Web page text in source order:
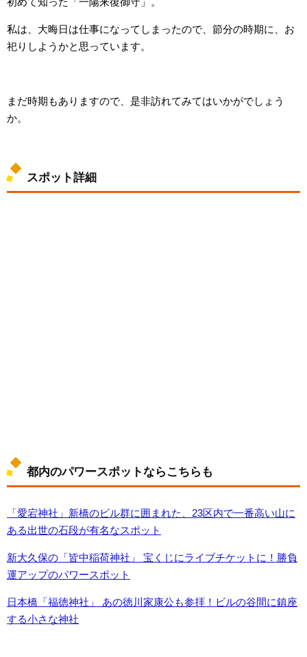
私は、大晦日は仕事になってしまったので、節分の時期に、お
祀りしようかと思っています。
まだ時期もありますので、是非訪れてみてはいかがでしょう
か。
スポット詳細
都内のパワースポットならこちらも
「愛宕神社」新橋のビル群に囲まれた、23区内で一番高い山に
ある出世の石段が有名なスポット
新大久保の「皆中稲荷神社」 宝くじにライブチケットに！勝負
運アップのパワースポット
日本橋「福徳神社」 あの徳川家康公も参拝！ビルの谷間に鎮座
する小さな神社